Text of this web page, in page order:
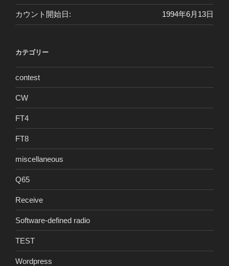
1994年6月13日
カウント開始日:
カテゴリー
contest
CW
FT4
FT8
miscellaneous
Q65
Receive
Software-defined radio
TEST
Wordpress